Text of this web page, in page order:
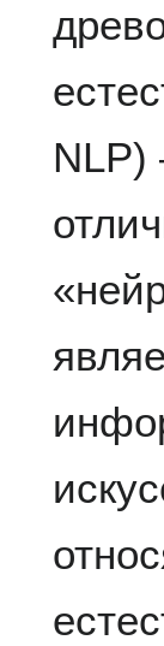
NLP)